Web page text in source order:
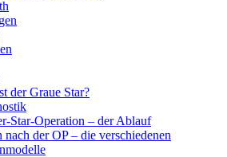
der Graue Star?
Star-Operation – der Ablauf
nach der OP – die verschiedenen